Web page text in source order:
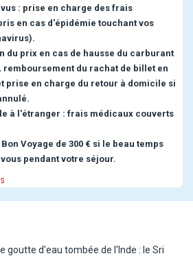
: prise en charge des frais
en cas d'épidémie touchant vos
du prix en cas de hausse du carburant
du rachat de billet en
prise en charge du retour à domicile si
à l'étranger : frais médicaux couverts
Voyage de 300 € si le beau temps
pendant votre séjour.
goutte d'eau tombée de l'Inde : le Sri